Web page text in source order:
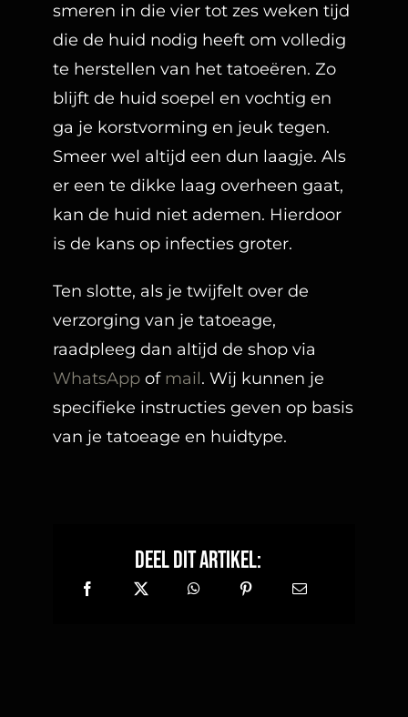
smeren in die vier tot zes weken tijd
die de huid nodig heeft om volledig
te herstellen van het tatoeëren. Zo
blijft de huid soepel en vochtig en
ga je korstvorming en jeuk tegen.
Smeer wel altijd een dun laagje. Als
er een te dikke laag overheen gaat,
kan de huid niet ademen. Hierdoor
is de kans op infecties groter.
Ten slotte, als je twijfelt over de
verzorging van je tatoeage,
raadpleeg dan altijd de shop via
WhatsApp of mail. Wij kunnen je
specifieke instructies geven op basis
van je tatoeage en huidtype.
Deel dit artikel: